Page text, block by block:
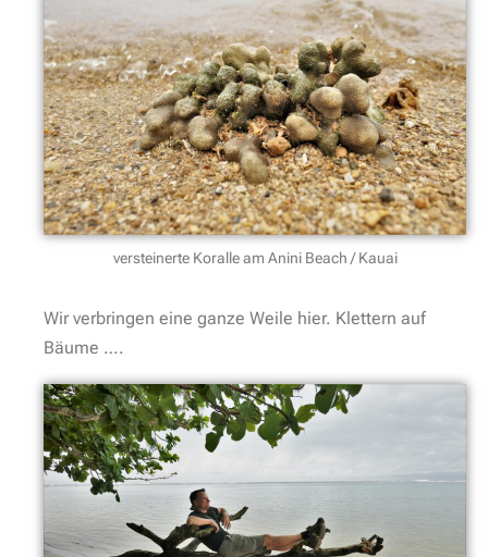
versteinerte Koralle am Anini Beach / Kauai
Wir verbringen eine ganze Weile hier. Klettern auf
Bäume ….